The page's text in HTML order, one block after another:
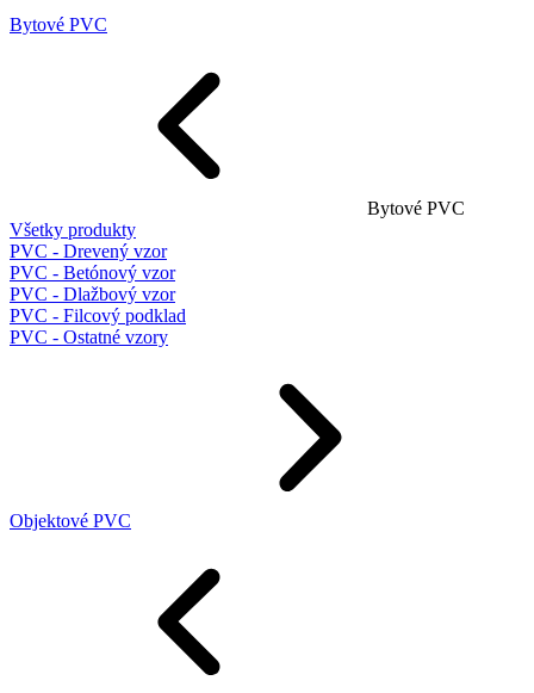
Bytové PVC
Bytové PVC
Všetky produkty
PVC - Drevený vzor
PVC - Betónový vzor
PVC - Dlažbový vzor
PVC - Filcový podklad
PVC - Ostatné vzory
Objektové PVC